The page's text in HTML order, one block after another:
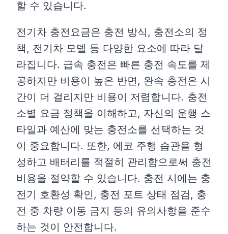
할 수 있습니다.
전기차 충전요금은 충전 방식, 충전소의 정
책, 전기차 모델 등 다양한 요소에 따라 달
라집니다. 급속 충전은 빠른 충전 속도를 제
공하지만 비용이 높은 반면, 완속 충전은 시
간이 더 걸리지만 비용이 저렴합니다. 충전
소별 요금 정책을 이해하고, 자신의 운행 스
타일과 예산에 맞는 충전소를 선택하는 것
이 중요합니다. 또한, 에코 주행 습관을 형
성하고 배터리를 적절히 관리함으로써 충전
비용을 절약할 수 있습니다. 충전 시에는 충
전기 호환성 확인, 충전 포트 상태 점검, 충
전 중 차량 이동 금지 등의 유의사항을 준수
하는 것이 안전합니다.